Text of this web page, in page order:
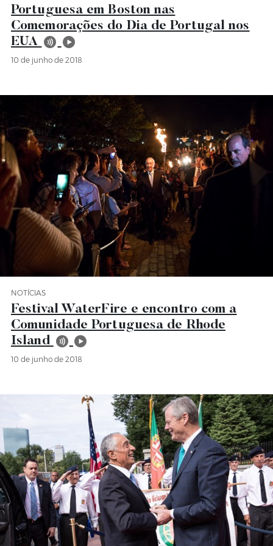
Portuguesa em Boston nas
Comemorações do Dia de Portugal nos
EUA
10 de junho de 2018
Categoria Notícias
NOTÍCIAS
Festival WaterFire e encontro com a
Comunidade Portuguesa de Rhode
Island
10 de junho de 2018